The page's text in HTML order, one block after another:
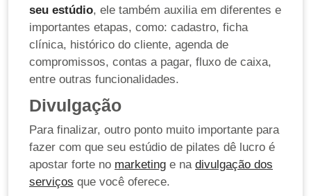
seu estúdio, ele também auxilia em diferentes e
importantes etapas, como: cadastro, ficha
clínica, histórico do cliente, agenda de
compromissos, contas a pagar, fluxo de caixa,
entre outras funcionalidades.
Divulgação
Para finalizar, outro ponto muito importante para
fazer com que seu estúdio de pilates dê lucro é
apostar forte no marketing e na divulgação dos
serviços que você oferece.